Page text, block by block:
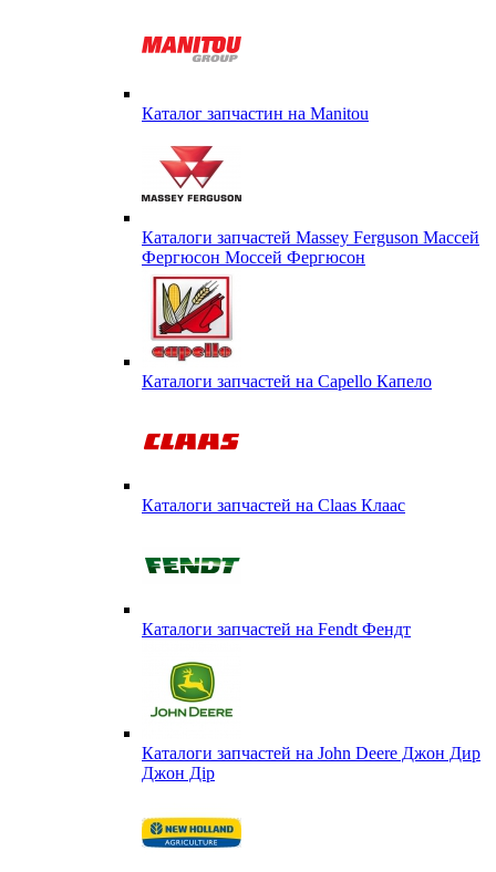
Каталог запчастин на Маnitou
Каталоги запчастей Massey Ferguson Массей
Фергюсон Моссей Фергюсон
Каталоги запчастей на Capello Капело
Каталоги запчастей на Claas Клаас
Каталоги запчастей на Fendt Фендт
Каталоги запчастей на John Deere Джон Дир
Джон Дір